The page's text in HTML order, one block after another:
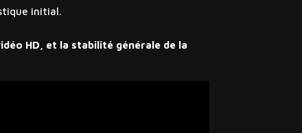
initial.
HD, et la stabilité générale de la